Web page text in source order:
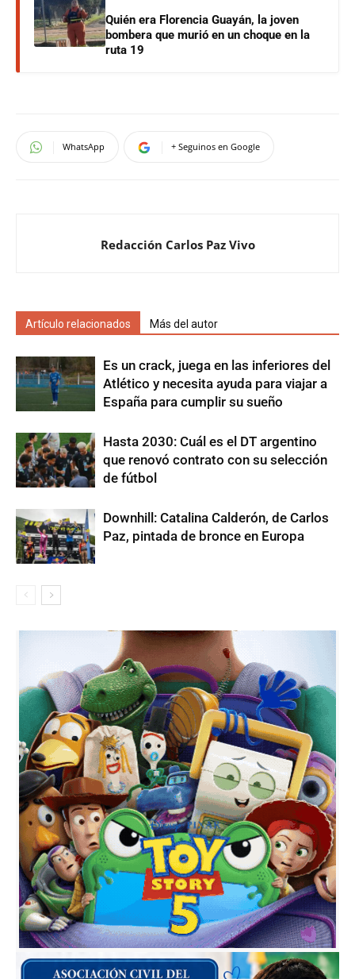
Quién era Florencia Guayán, la joven
bombera que murió en un choque en la
ruta 19
WhatsApp + Seguinos en Google
Redacción Carlos Paz Vivo
Artículo relacionados Más del autor
Es un crack, juega en las inferiores del
Atlético y necesita ayuda para viajar a
España para cumplir su sueño
Hasta 2030: Cuál es el DT argentino
que renovó contrato con su selección
de fútbol
Downhill: Catalina Calderón, de Carlos
Paz, pintada de bronce en Europa